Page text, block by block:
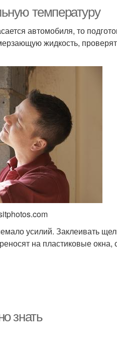
температуру
автомобиля, то
жидкость,
усилий. Заклеивать
на пластиковые окна,
знать